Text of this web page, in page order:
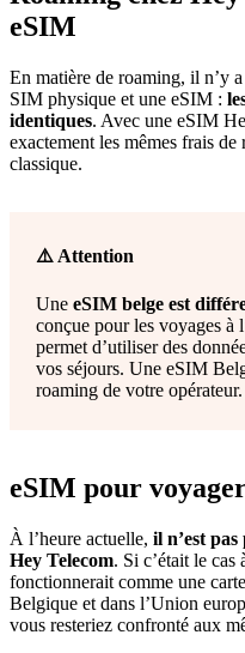
eSIM
En matière de roaming, il n’y
SIM physique et une eSIM :
identiques. Avec une eSIM
exactement les mêmes frais
classique.
⚠️ Attention
Une eSIM belge est
conçue pour les voyages à
permet d’utiliser des
vos séjours. Une eSIM
roaming de votre opérateur.
eSIM pour
À l’heure actuelle, il n’est
Hey Telecom. Si c’était le cas
fonctionnerait comme une
Belgique et dans l’Union
vous resteriez confronté aux